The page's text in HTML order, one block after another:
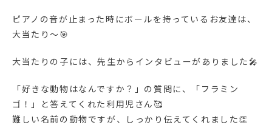
ピアノの音が止まった時にボールを持っているお友達は、
大当たり～🎯
大当たりの子には、先生からインタビューがありました🎤
「好きな動物はなんですか？」の質問に、「フラミン
ゴ！」と答えてくれた利用児さん🥰
難しい名前の動物ですが、しっかり伝えてくれました👏